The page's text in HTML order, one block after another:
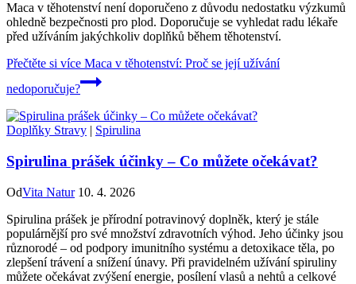
Maca v těhotenství není doporučeno z důvodu nedostatku výzkumů
ohledně bezpečnosti pro plod. Doporučuje se vyhledat radu lékaře
před užíváním jakýchkoliv doplňků během těhotenství.
Přečtěte si více Maca v těhotenství: Proč se její užívání
nedoporučuje?
Doplňky Stravy | Spirulina
Spirulina prášek účinky – Co můžete očekávat?
OdVita Natur 10. 4. 2026
Spirulina prášek je přírodní potravinový doplněk, který je stále
populárnější pro své množství zdravotních výhod. Jeho účinky jsou
různorodé – od podpory imunitního systému a detoxikace těla, po
zlepšení trávení a snížení únavy. Při pravidelném užívání spiruliny
můžete očekávat zvýšení energie, posílení vlasů a nehtů a celkové